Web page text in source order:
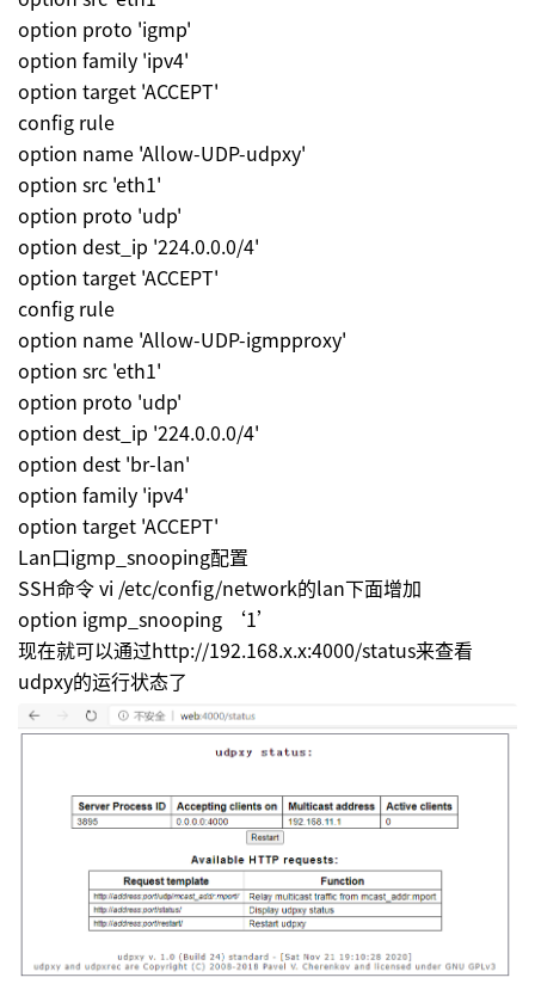
option proto 'igmp'
option family 'ipv4'
option target 'ACCEPT'
config rule
option name 'Allow-UDP-udpxy'
option src 'eth1'
option proto 'udp'
option dest_ip '224.0.0.0/4'
option target 'ACCEPT'
config rule
option name 'Allow-UDP-igmpproxy'
option src 'eth1'
option proto 'udp'
option dest_ip '224.0.0.0/4'
option dest 'br-lan'
option family 'ipv4'
option target 'ACCEPT'
Lan口igmp_snooping配置
SSH命令 vi /etc/config/network的lan下面增加
option igmp_snooping ‘1’
现在就可以通过http://192.168.x.x:4000/status来查看
udpxy的运行状态了